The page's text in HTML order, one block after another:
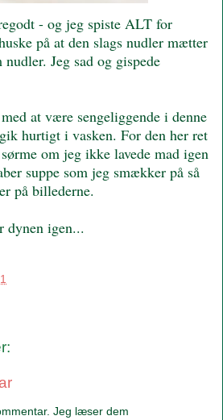
- og jeg spiste ALT for
på at den slags nudler mætter
Jeg sad og gispede
at være sengeliggende i denne
hurtigt i vasken. For den her ret
om jeg ikke lavede mad igen
suppe som jeg smækker på så
på billederne.
dynen igen...
Jeg læser dem